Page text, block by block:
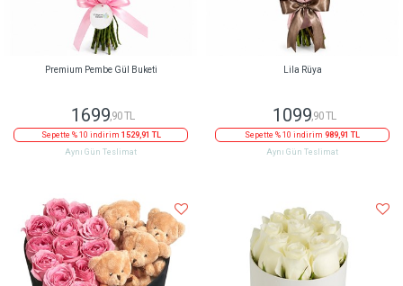
Premium Pembe Gül Buketi
1699,90 TL
Sepette % 10 indirim 1529,91 TL
Aynı Gün Teslimat
Lila Rüya
1099,90 TL
Sepette % 10 indirim 989,91 TL
Aynı Gün Teslimat